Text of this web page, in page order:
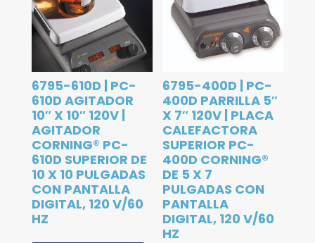
6795-610D | PC-
610D AGITADOR
10″ X 10″ 120V |
AGITADOR
CORNING® PC-
610D SUPERIOR DE
10 X 10 PULGADAS
CON PANTALLA
DIGITAL, 120 V/60
HZ
6795-400D | PC-
400D PARRILLA 5″
X 7″ 120V | PLACA
CALEFACTORA
SUPERIOR PC-
400D CORNING®
DE 5 X 7
PULGADAS CON
PANTALLA
DIGITAL, 120 V/60
HZ